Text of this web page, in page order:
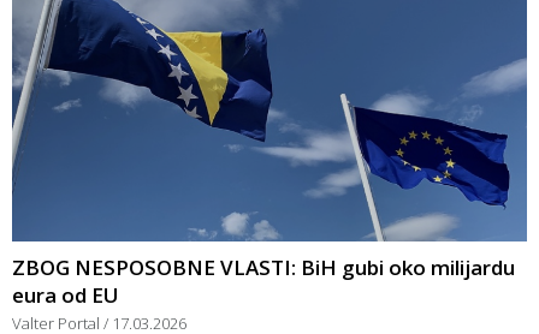
ZBOG NESPOSOBNE VLASTI: BiH gubi oko milijardu
eura od EU
Valter Portal 17.03.2026